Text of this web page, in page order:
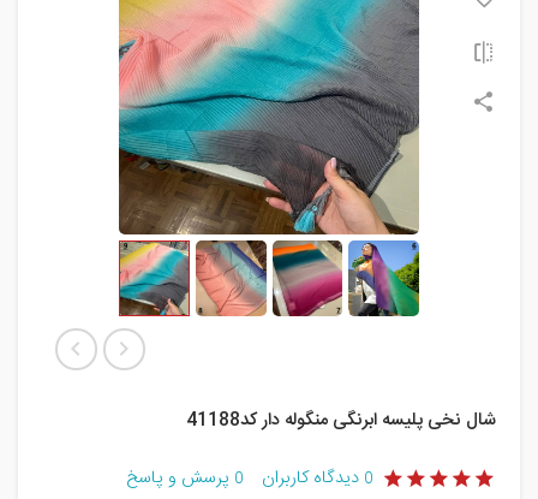
شال نخی پلیسه ابرنگی منگوله دار کد41188
0 دیدگاه کاربران 0 پرسش و پاسخ